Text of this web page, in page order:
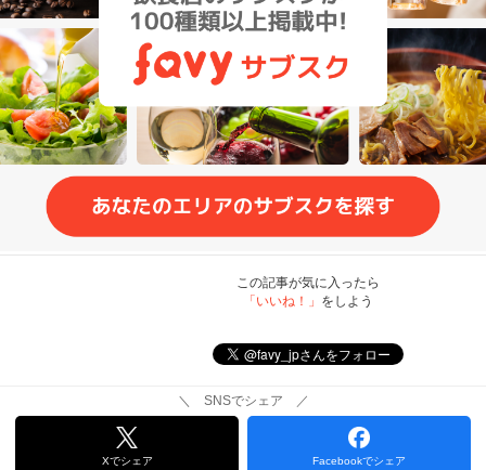
この記事が気に入ったら
「いいね！」 をしよう
＼ SNSでシェア ／
Xでシェア Facebookでシェア